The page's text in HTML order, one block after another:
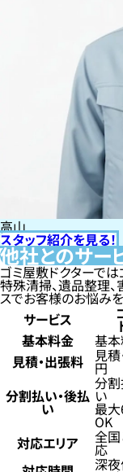
高山
スタッフ紹介を見る！
他社とのサー
ゴミ屋敷ドクターで
特殊清掃、遺品整理
スでお客様のお悩み
サービス
基本料金
基
見積・出張料
見
円
分割払い・後払
い
分割
い
最
OK
対応エリア
全国
応
深